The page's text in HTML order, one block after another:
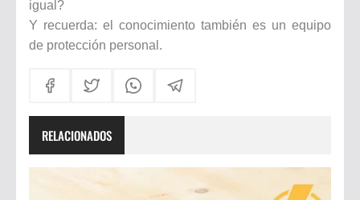
igual?
Y recuerda: el conocimiento también es un equipo
de protección personal.
RELACIONADOS